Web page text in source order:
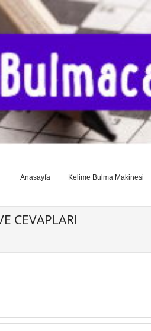
Anasayfa Kelime Bulma Makinesi
CEVAPLARI